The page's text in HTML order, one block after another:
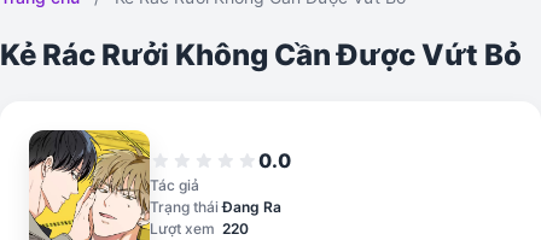
Kẻ Rác Rưởi Không Cần Được Vứt Bỏ
star star star star star 0.0
Tác giả
Trạng thái Đang Ra
Lượt xem 220